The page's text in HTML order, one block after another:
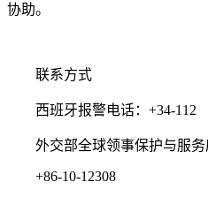
协助。
联系方式
西班牙报警电话：+34-112
外交部全球领事保护与服务
+86-10-12308